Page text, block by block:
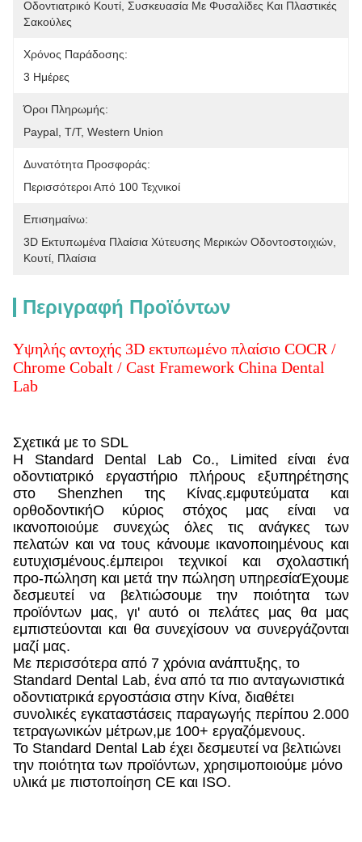
Οδοντιατρικό Κουτί, Συσκευασία Με Φυσαλίδες Και Πλαστικές
Σακούλες
Χρόνος Παράδοσης:
3 Ημέρες
Όροι Πληρωμής:
Paypal, T/T, Western Union
Δυνατότητα Προσφοράς:
Περισσότεροι Από 100 Τεχνικοί
Επισημαίνω:
3D Εκτυπωμένα Πλαίσια Χύτευσης Μερικών Οδοντοστοιχιών
Κουτί Πλαίσια
Περιγραφή Προϊόντων
Υψηλής αντοχής 3D εκτυπωμένο πλαίσιο COCR /
Chrome Cobalt / Cast Framework China Dental
Lab
Σχετικά με το SDL
Η Standard Dental Lab Co., Limited είναι ένα
οδοντιατρικό εργαστήριο πλήρους εξυπηρέτησης
στο Shenzhen της Κίνας.εμφυτεύματα και
ορθοδοντικήΟ κύριος στόχος μας είναι να
ικανοποιούμε συνεχώς όλες τις ανάγκες των
πελατών και να τους κάνουμε ικανοποιημένους και
ευτυχισμένους.έμπειροι τεχνικοί και σχολαστική
προ-πώληση και μετά την πώληση υπηρεσίαΈχουμε
δεσμευτεί να βελτιώσουμε την ποιότητα των
προϊόντων μας, γι' αυτό οι πελάτες μας θα μας
εμπιστεύονται και θα συνεχίσουν να συνεργάζονται
μαζί μας.
Με περισσότερα από 7 χρόνια ανάπτυξης, το
Standard Dental Lab, ένα από τα πιο ανταγωνιστικά
οδοντιατρικά εργοστάσια στην Κίνα, διαθέτει
συνολικές εγκαταστάσεις παραγωγής περίπου 2.000
τετραγωνικών μέτρων,με 100+ εργαζόμενους.
Το Standard Dental Lab έχει δεσμευτεί να βελτιώνει
την ποιότητα των προϊόντων, χρησιμοποιούμε μόνο
υλικά με πιστοποίηση CE και ISO.